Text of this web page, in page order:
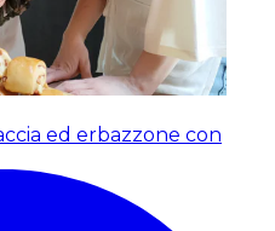
ed erbazzone con